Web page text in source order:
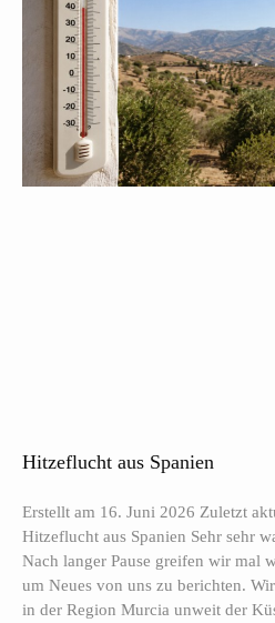
Hitzeflucht aus Spanien
Erstellt am 16. Juni 2026 Zuletzt
Hitzeflucht aus Spanien Sehr sehr
Nach langer Pause greifen wir mal
um Neues von uns zu berichten.
in der Region Murcia unweit der